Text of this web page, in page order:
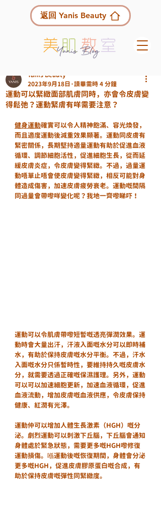
返回 Yanis Beauty
運動可以緊緻面部肌膚同時，亦會令皮膚變
得鬆弛？運動緊膚有咩需要注意？
Yanis Beauty
2023年9月18日 讀畢需時 4 分鐘
健身運動確實可以令人精神飽滿、容光煥發，
而且適度運動後減重效果顯著。運動同皮膚有
緊密關係，長期堅持適量運動有助於促進血液
循環、調節細胞活性，促進細胞生長，從而延
緩皮膚炎症，令皮膚變得緊緻。不過，過量運
動唔單止唔會使皮膚變得緊緻，相反可能對身
體造成傷害，加速皮膚疲勞衰老。運動嘅間隔
同過量會帶嚟咩變化呢？我地一齊嚟睇吓！
運動可以令肌膚帶嚟短暫嘅透亮彈潤效果。運
動時會大量出汗，汗液入面嘅水分可以即時補
水，有助於保持皮膚嘅水分平衡。不過，汗水
入面嘅水分只係暫時性，要維持持久嘅皮膚水
分，就需要透過正確嘅保濕護理。另外，運動
可以可以加速細胞更新，加速血液循環，促進
血液流動，增加皮膚嘅血液供應，令皮膚保持
健康、紅潤有光澤。
運動仲可以增加人體生長激素（HGH）嘅分
泌。劇烈運動可以刺激下丘腦，下丘腦會通知
身體處於緊急狀態，需要更多嘅HGH嚟修復
運動損傷。喺運動後嘅恢復期間，身體會分泌
更多嘅HGH，促進皮膚膠原蛋白嘅合成，有
助於保持皮膚嘅彈性同緊緻度。